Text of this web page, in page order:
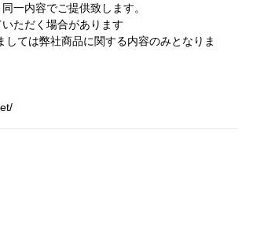
一内容でご提供致します。
ただく場合があります
ては弊社商品に関する内容のみとなりま